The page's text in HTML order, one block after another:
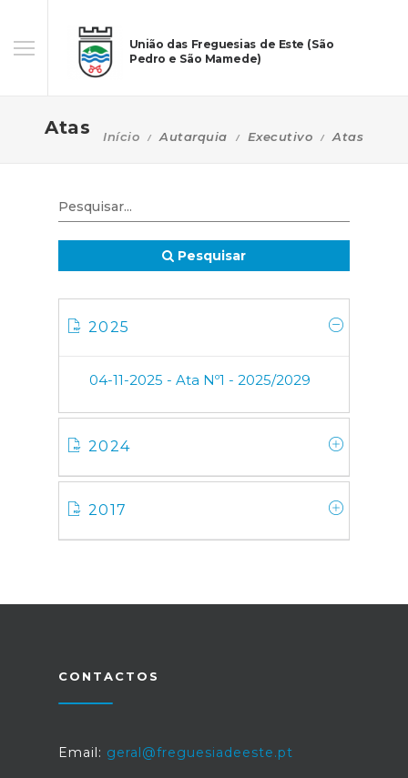
União das Freguesias de Este (São
Pedro e São Mamede)
Atas Início Autarquia Executivo Atas
Pesquisar
2025
04-11-2025 - Ata Nº1 - 2025/2029
2024
2017
CONTACTOS
Email: geral@freguesiadeeste.pt